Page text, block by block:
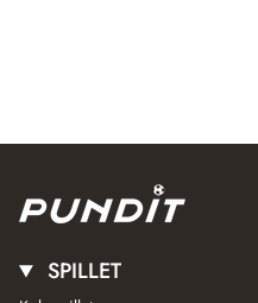
SPILLET